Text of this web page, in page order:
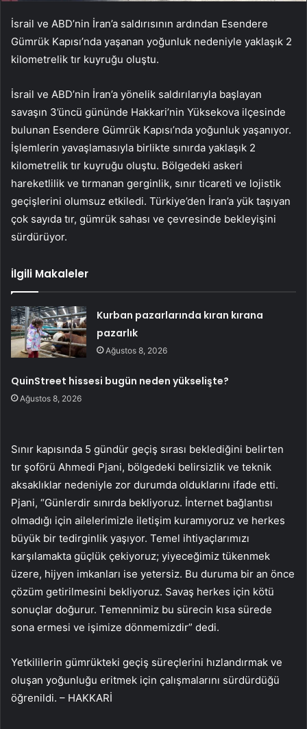
İsrail ve ABD’nin İran’a saldırısının ardından Esendere
Gümrük Kapısı’nda yaşanan yoğunluk nedeniyle yaklaşık 2
kilometrelik tır kuyruğu oluştu.
İsrail ve ABD’nin İran’a yönelik saldırılarıyla başlayan
savaşın 3’üncü gününde Hakkari’nin Yüksekova ilçesinde
bulunan Esendere Gümrük Kapısı’nda yoğunluk yaşanıyor.
İşlemlerin yavaşlamasıyla birlikte sınırda yaklaşık 2
kilometrelik tır kuyruğu oluştu. Bölgedeki askeri
hareketlilik ve tırmanan gerginlik, sınır ticareti ve lojistik
geçişlerini olumsuz etkiledi. Türkiye’den İran’a yük taşıyan
çok sayıda tır, gümrük sahası ve çevresinde bekleyişini
sürdürüyor.
İlgili Makaleler
Kurban pazarlarında kıran kırana
pazarlık
Ağustos 8, 2026
QuinStreet hissesi bugün neden yükselişte?
Ağustos 8, 2026
Sınır kapısında 5 gündür geçiş sırası beklediğini belirten
tır şoförü Ahmedi Pjani, bölgedeki belirsizlik ve teknik
aksaklıklar nedeniyle zor durumda olduklarını ifade etti.
Pjani, “Günlerdir sınırda bekliyoruz. İnternet bağlantısı
olmadığı için ailelerimizle iletişim kuramıyoruz ve herkes
büyük bir tedirginlik yaşıyor. Temel ihtiyaçlarımızı
karşılamakta güçlük çekiyoruz; yiyeceğimiz tükenmek
üzere, hijyen imkanları ise yetersiz. Bu duruma bir an önce
çözüm getirilmesini bekliyoruz. Savaş herkes için kötü
sonuçlar doğurur. Temennimiz bu sürecin kısa sürede
sona ermesi ve işimize dönmemizdir” dedi.
Yetkililerin gümrükteki geçiş süreçlerini hızlandırmak ve
oluşan yoğunluğu eritmek için çalışmalarını sürdürdüğü
öğrenildi. – HAKKARİ